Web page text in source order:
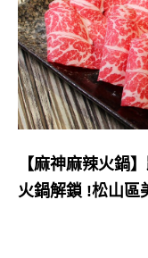
【麻神麻辣火鍋
火鍋解鎖 !松山區